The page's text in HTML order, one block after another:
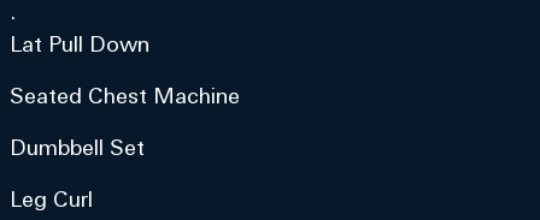
.
Lat Pull Down
Seated Chest Machine
Dumbbell Set
Leg Curl